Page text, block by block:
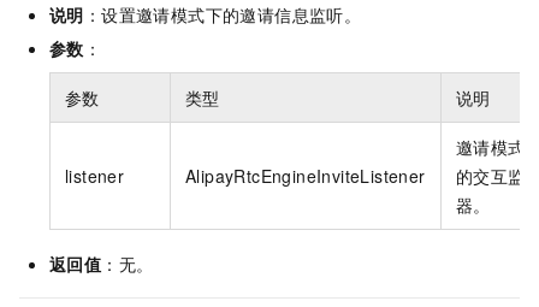
说明 ：设置邀请模式下的邀请信息监听。
参数 ：
参数 类型 说明
listener AlipayRtcEngineInviteListener
邀请模式
的交互监
器。
返回值 ：无。